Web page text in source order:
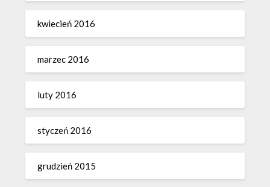
kwiecień 2016
marzec 2016
luty 2016
styczeń 2016
grudzień 2015